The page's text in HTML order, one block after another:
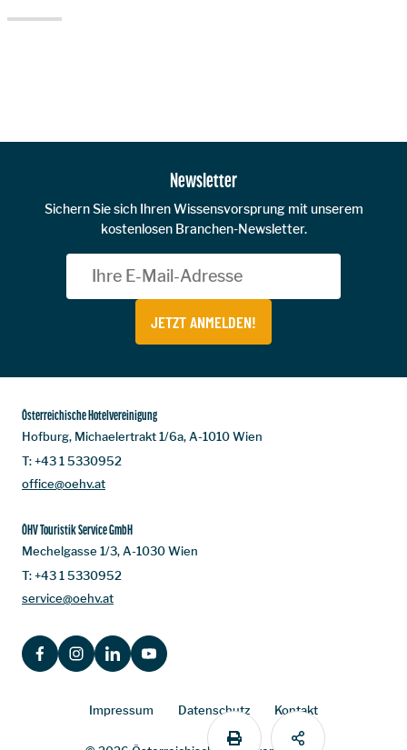
Newsletter
Sichern Sie sich Ihren Wissensvorsprung mit unserem
kostenlosen Branchen-Newsletter.
JETZT ANMELDEN!
Österreichische Hotelvereinigung
Hofburg, Michaelertrakt 1/6a, A-1010 Wien
T:+43 1 5330952
office@oehv.at
ÖHV Touristik Service GmbH
Mechelgasse 1/3, A-1030 Wien
T:+43 1 5330952
service@oehv.at
FACEBOOKINSTAGRAMLINKEDINYOUTUBE
Impressum Datenschutz Kontakt
PRINT SHARE